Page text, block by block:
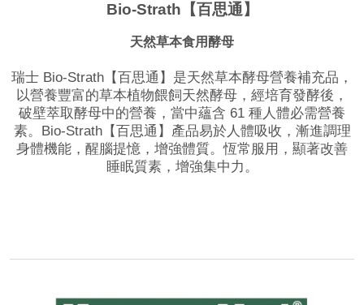
Bio-Strath【百思通】
天然草本食用酵母
瑞士 Bio-Strath【百思通】是天然草本酵母營養補充品，
以營養豐富的草本植物餵飼天然酵母，經培育發酵後，
破壁萃取酵母中的營養，當中蘊含 61 種人體必需營養
素。Bio-Strath【百思通】產品易於人體吸收，漸進調理
身體機能，醒腦提憶，增強體質。恆常服用，顯著改善
睡眠質素，增強集中力。